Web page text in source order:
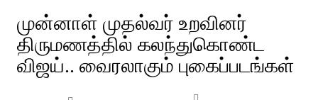
முன்னாள் முதல்வர் உறவினர்
திருமணத்தில் கலந்துகொண்ட
விஜய்.. வைரலாகும் புகைப்படங்கள்